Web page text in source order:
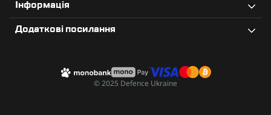
Інформація
Додаткові посилання
© 2025 Defence Ukraine